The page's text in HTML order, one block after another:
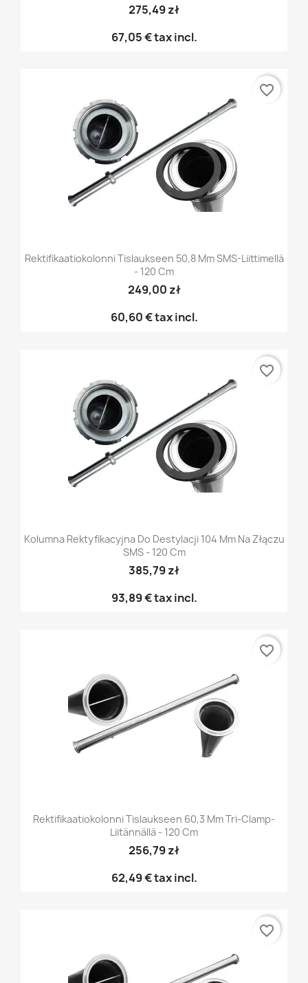
275,49 zł
67,05 €tax incl.
Rektifikaatiokolonni Tislaukseen 50,8 Mm SMS-Liittimellä
- 120 Cm
249,00 zł
60,60 €tax incl.
favorite_border
Kolumna Rektyfikacyjna Do Destylacji 104 Mm Na Złączu
SMS - 120 Cm
385,79 zł
93,89 €tax incl.
favorite_border
Rektifikaatiokolonni Tislaukseen 60,3 Mm Tri-Clamp-
Liitännällä - 120 Cm
256,79 zł
62,49 €tax incl.
favorite_border
favorite_border